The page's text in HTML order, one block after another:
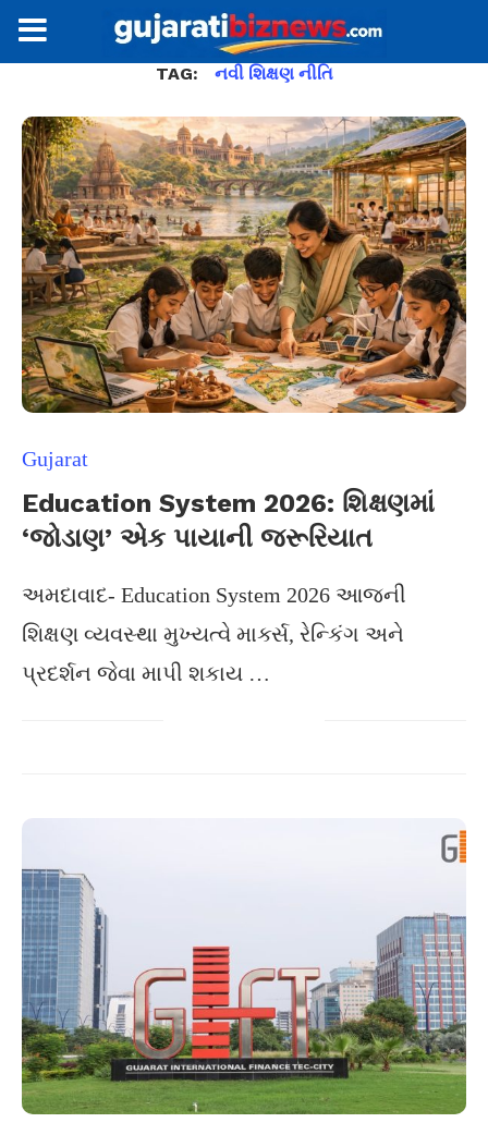
TAG: નવી શિક્ષણ નીતિ
Gujarat
Education System 2026: શિક્ષણમાં
‘જોડાણ’ એક પાયાની જરૂરિયાત
અમદાવાદ- Education System 2026 આજની
શિક્ષણ વ્યવસ્થા મુખ્યત્વે માર્ક્સ, રેન્કિંગ અને
પ્રદર્શન જેવા માપી શકાય …